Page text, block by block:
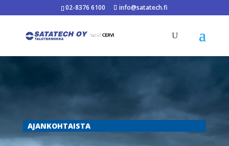
02-8376 6100 info@satatech.fi
AJANKOHTAISTA